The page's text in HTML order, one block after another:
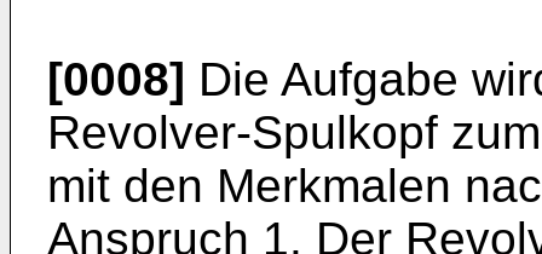
[0008] Die Aufgabe
Revolver-Spulkopf
mit den Merkmalen
Anspruch 1. Der